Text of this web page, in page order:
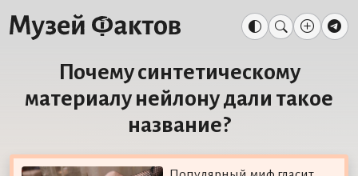
Почему синтетическому
материалу нейлону дали такое
название?